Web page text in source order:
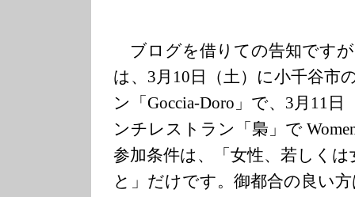
ブログを借りての告知です
は、3月10日（土）に小千谷市
ン「Goccia-Doro」で、3月11
ンチレストラン「梟」で
参加条件は、「女性、若しく
と」だけです。御都合の良い